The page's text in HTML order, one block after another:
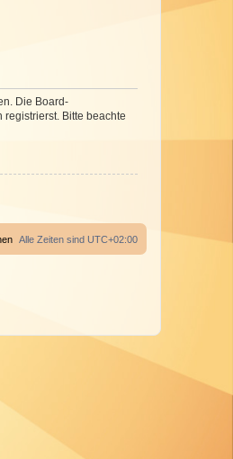
Die Board-
Bitte beachte
Alle Zeiten sind UTC+02:00